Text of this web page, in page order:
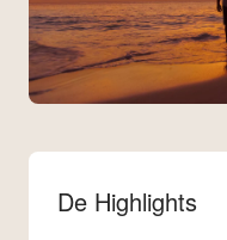
De Highlights